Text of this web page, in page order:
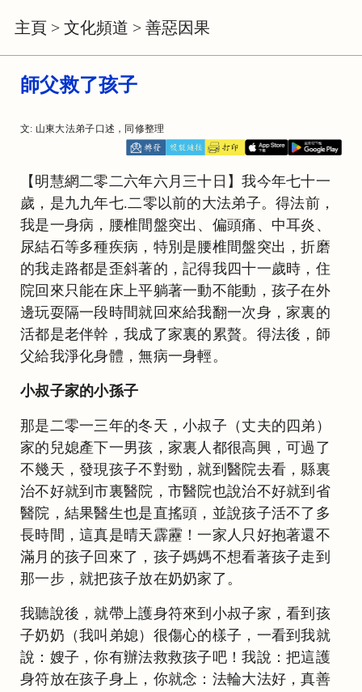
主頁 > 文化頻道 > 善惡因果
師父救了孩子
文: 山東大法弟子口述，同修整理
【明慧網二零二六年六月三十日】我今年七十一
歲，是九九年七.二零以前的大法弟子。得法前，
我是一身病，腰椎間盤突出、偏頭痛、中耳炎、
尿結石等多種疾病，特別是腰椎間盤突出，折磨
的我走路都是歪斜著的，記得我四十一歲時，住
院回來只能在床上平躺著一動不能動，孩子在外
邊玩耍隔一段時間就回來給我翻一次身，家裏的
活都是老伴幹，我成了家裏的累贅。得法後，師
父給我淨化身體，無病一身輕。
小叔子家的小孫子
那是二零一三年的冬天，小叔子（丈夫的四弟）
家的兒媳產下一男孩，家裏人都很高興，可過了
不幾天，發現孩子不對勁，就到醫院去看，縣裏
治不好就到市裏醫院，市醫院也說治不好就到省
醫院，結果醫生也是直搖頭，並說孩子活不了多
長時間，這真是晴天霹靂！一家人只好抱著還不
滿月的孩子回來了，孩子媽媽不想看著孩子走到
那一步，就把孩子放在奶奶家了。
我聽說後，就帶上護身符來到小叔子家，看到孩
子奶奶（我叫弟媳）很傷心的樣子，一看到我就
說：嫂子，你有辦法救救孩子吧！我說：把這護
身符放在孩子身上，你就念：法輪大法好，真善